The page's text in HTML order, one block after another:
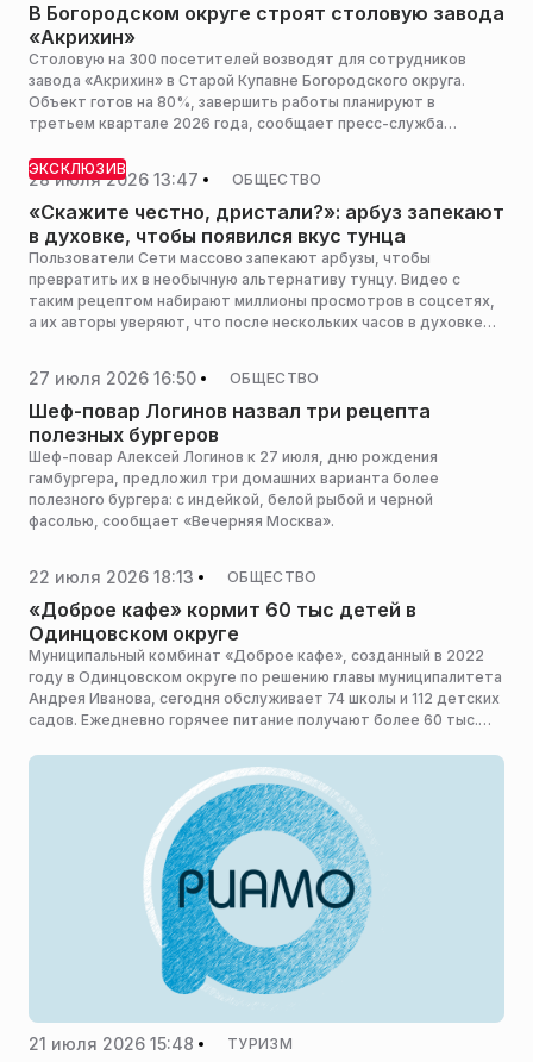
В Богородском округе строят столовую завода
«Акрихин»
Столовую на 300 посетителей возводят для сотрудников
завода «Акрихин» в Старой Купавне Богородского округа.
Объект готов на 80%, завершить работы планируют в
третьем квартале 2026 года, сообщает пресс-служба
ЭКСКЛЮЗИВ
28 июля 2026 13:47 ОБЩЕСТВО
«Скажите честно, дристали?»: арбуз запекают
в духовке, чтобы появился вкус тунца
Пользователи Сети массово запекают арбузы, чтобы
превратить их в необычную альтернативу тунцу. Видео с
таким рецептом набирают миллионы просмотров в соцсетях,
а их авторы уверяют, что после нескольких часов в духовке
27 июля 2026 16:50 ОБЩЕСТВО
Шеф-повар Логинов назвал три рецепта
полезных бургеров
Шеф-повар Алексей Логинов к 27 июля, дню рождения
гамбургера, предложил три домашних варианта более
полезного бургера: с индейкой, белой рыбой и черной
фасолью, сообщает «Вечерняя Москва».
22 июля 2026 18:13 ОБЩЕСТВО
«Доброе кафе» кормит 60 тыс детей в
Одинцовском округе
Муниципальный комбинат «Доброе кафе», созданный в 2022
году в Одинцовском округе по решению главы муниципалитета
Андрея Иванова, сегодня обслуживает 74 школы и 112 детских
садов. Ежедневно горячее питание получают более 60 тыс.
сообщает пресс-служба администрации горокруга.
21 июля 2026 15:48 ТУРИЗМ